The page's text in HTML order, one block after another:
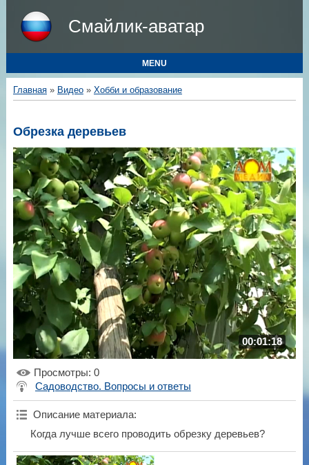
Смайлик-аватар
MENU
Главная» Видео» Хобби и образование
Обрезка деревьев
00:01:18
Просмотры: 0
Садоводство. Вопросы и ответы
Описание материала:
Когда лучше всего проводить обрезку деревьев?